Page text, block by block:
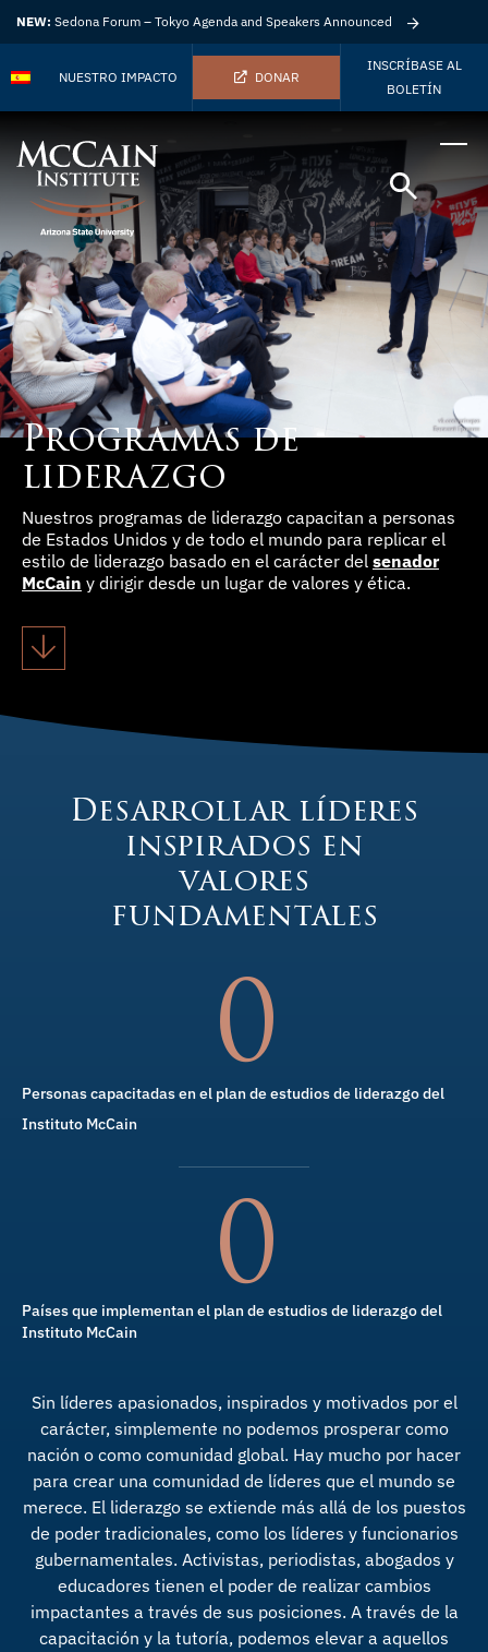
NEW: Sedona Forum – Tokyo Agenda and Speakers Announced
NUESTRO IMPACTO DONAR
INSCRÍBASE AL
BOLETÍN
Programas de
liderazgo
Nuestros programas de liderazgo capacitan a personas
de Estados Unidos y de todo el mundo para replicar el
estilo de liderazgo basado en el carácter del senador
McCain y dirigir desde un lugar de valores y ética.
Desarrollar líderes
inspirados en
valores
fundamentales
Sin líderes apasionados, inspirados y motivados por el
carácter, simplemente no podemos prosperar como
nación o como comunidad global. Hay mucho por hacer
para crear una comunidad de líderes que el mundo se
merece. El liderazgo se extiende más allá de los puestos
de poder tradicionales, como los líderes y funcionarios
gubernamentales. Activistas, periodistas, abogados y
educadores tienen el poder de realizar cambios
impactantes a través de sus posiciones. A través de la
capacitación y la tutoría, podemos elevar a aquellos
Personas capacitadas en el plan de estudios de liderazgo del
Instituto McCain
0
Países que implementan el plan de estudios de liderazgo del
Instituto McCain
0